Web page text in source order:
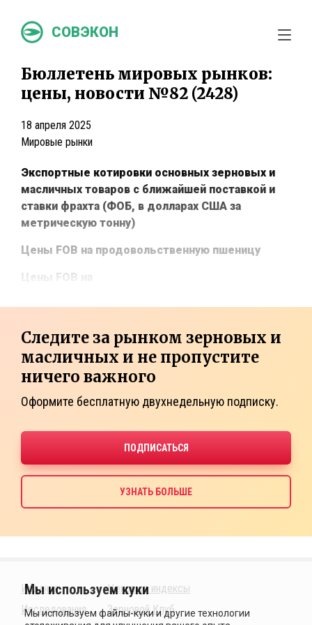
СОВЭКОН
Бюллетень мировых рынков:
цены, новости №82 (2428)
18 апреля 2025
Мировые рынки
Экспортные котировки основных зерновых и
масличных товаров с ближайшей поставкой и
ставки фрахта (ФОБ, в долларах США за
метрическую тонну)
Цены FOB на продовольственную пшеницу
Цены FOB на
Следите за рынком зерновых и
масличных и не пропустите
ничего важного
Оформите бесплатную двухнедельную подписку.
Издания
Исследования
Ценовые индексы
Зерновой Клуб